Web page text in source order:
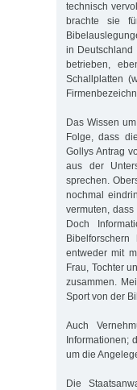
technisch
brachte sie
in Deutschland
betrieben,
Schallplatten
Das Wissen
Folge, dass
Gollys Antrag
aus der
sprechen.
nochmal
vermuten,
Doch
entweder mit
Frau, Tochter
zusammen.
Sport von der
Auch
Informationen;
um die
Die